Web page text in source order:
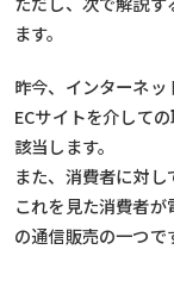
ます。
昨今、インターネッ
ECサイトを介して
該当します。
また、消費者に対し
これを見た消費者
の通信販売の一つで